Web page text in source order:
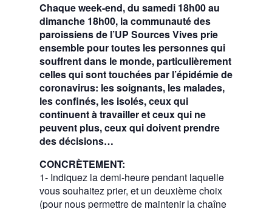
Chaque week-end, du samedi 18h00 au
dimanche 18h00, la communauté des
paroissiens de l’UP Sources Vives prie
ensemble pour toutes les personnes qui
souffrent dans le monde, particulièrement
celles qui sont touchées par l’épidémie de
coronavirus: les soignants, les malades,
les confinés, les isolés, ceux qui
continuent à travailler et ceux qui ne
peuvent plus, ceux qui doivent prendre
des décisions…
CONCRÈTEMENT:
1- Indiquez la demi-heure pendant laquelle
vous souhaitez prier, et un deuxième choix
(pour nous permettre de maintenir la chaîne